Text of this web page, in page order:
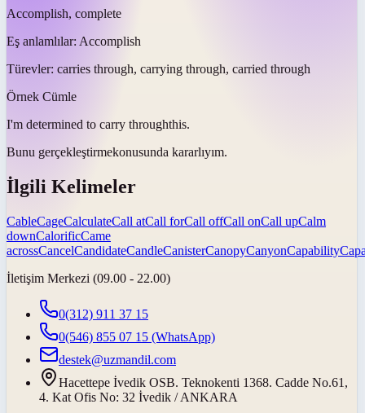
Accomplish, complete
Eş anlamlılar: Accomplish
Türevler: carries through, carrying through, carried through
Örnek Cümle
I'm determined to carry throughthis.
Bunu gerçekleştirmekonusunda kararlıyım.
İlgili Kelimeler
CableCageCalculateCall atCall forCall offCall onCall upCalm
downCalorificCame
acrossCancelCandidateCandleCanisterCanopyCanyonCapability
İletişim Merkezi (09.00 - 22.00)
0(312) 911 37 15
0(546) 855 07 15 (WhatsApp)
destek@uzmandil.com
Hacettepe İvedik OSB. Teknokenti 1368. Cadde No.61,
4. Kat Ofis No: 32 İvedik / ANKARA